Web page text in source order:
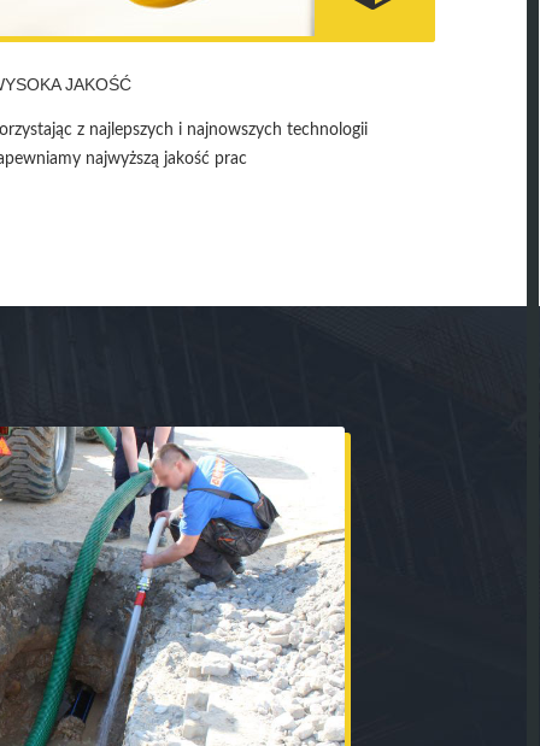
JAKOŚĆ
z najlepszych i najnowszych technologii
najwyższą jakość prac